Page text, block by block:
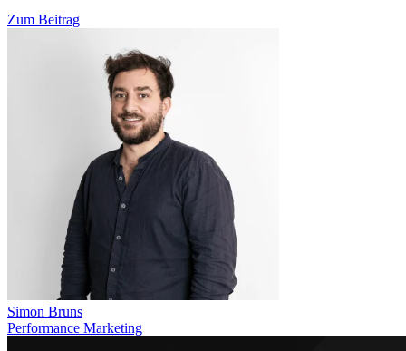
Zum Beitrag
Simon Bruns
Performance Marketing